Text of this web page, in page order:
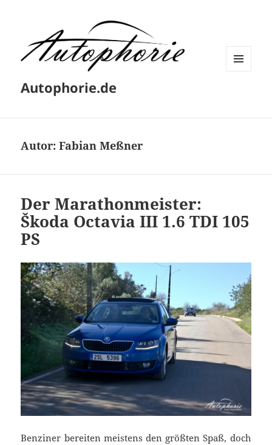
Autophorie.de
Autor:Fabian Meßner
Der Marathonmeister:
Škoda Octavia III 1.6 TDI 105
PS
Benziner bereiten meistens den größten Spaß, doch